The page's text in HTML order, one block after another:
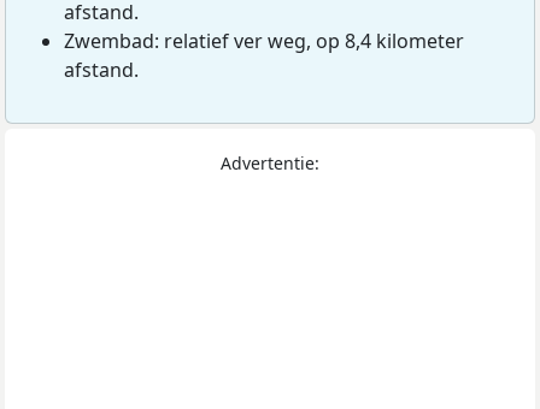
afstand.
Zwembad: relatief ver weg, op 8,4 kilometer
afstand.
Advertentie: